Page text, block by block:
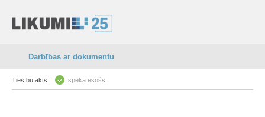
Darbības ar dokumentu
Tiesību akts: spēkā esošs